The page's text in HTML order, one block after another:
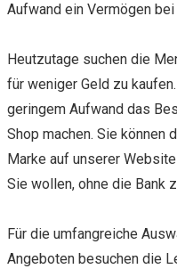
Aufwand ein Vermögen
Heutzutage suchen die
für weniger Geld zu
geringem Aufwand das
Shop machen. Sie können
Marke auf unserer
Sie wollen, ohne die Bank
Für die umfangreiche
Angeboten besuchen die